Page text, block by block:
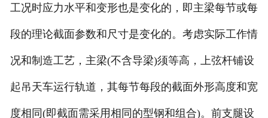
工况时应力水平和变形也是变化的，即主梁每节或每
段的理论截面参数和尺寸是变化的。考虑实际工作情
况和制造工艺，主梁(不含导梁)须等高，上弦杆铺设
起吊天车运行轨道，其每节每段的截面外形高度和宽
度相同(即截面需采用相同的型钢和组合)。前支腿设